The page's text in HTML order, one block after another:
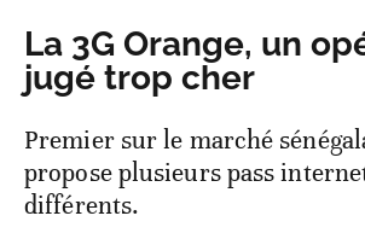
La 3G Orange, un
jugé trop cher
Premier sur le marché
propose plusieurs pass
différents.